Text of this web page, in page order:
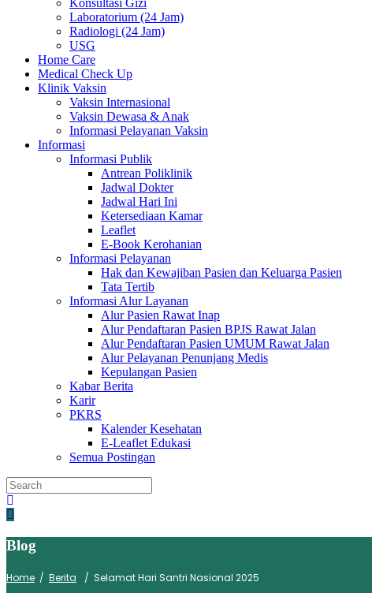
Konsultasi Gizi
Laboratorium (24 Jam)
Radiologi (24 Jam)
USG
Home Care
Medical Check Up
Klinik Vaksin
Vaksin Internasional
Vaksin Dewasa & Anak
Informasi Pelayanan Vaksin
Informasi
Informasi Publik
Antrean Poliklinik
Jadwal Dokter
Jadwal Hari Ini
Ketersediaan Kamar
Leaflet
E-Book Kerohanian
Informasi Pelayanan
Hak dan Kewajiban Pasien dan Keluarga Pasien
Tata Tertib
Informasi Alur Layanan
Alur Pasien Rawat Inap
Alur Pendaftaran Pasien BPJS Rawat Jalan
Alur Pendaftaran Pasien UMUM Rawat Jalan
Alur Pelayanan Penunjang Medis
Kepulangan Pasien
Kabar Berita
Karir
PKRS
Kalender Kesehatan
E-Leaflet Edukasi
Semua Postingan
Blog
Home / Berita / Selamat Hari Santri Nasional 2025